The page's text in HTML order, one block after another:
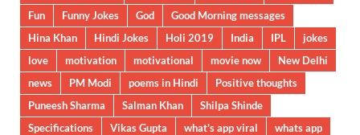
Fun
Funny Jokes God
Good Morning messages
Hina Khan
Hindi Jokes Holi 2019 India IPL
jokes
love
motivation motivational movie now
New Delhi
news
PM Modi poems in Hindi
Positive thoughts
Puneesh Sharma
Salman Khan
Shilpa Shinde
Specifications
Vikas Gupta what's app viral
whats app